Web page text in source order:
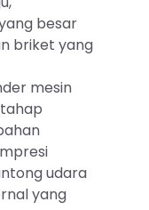
besar
briket yang
mesin
udara
yang